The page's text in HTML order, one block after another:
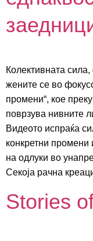
Колективната
жените се во
промени“, кое
поврзува нивните
Видеото испраќа
конкретни промени
на одлуки во
Секоја рачна
Stories